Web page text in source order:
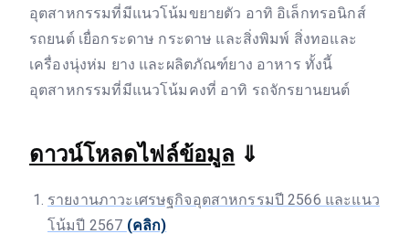
อุตสาหกรรมที่มีแนวโน้มขยายตัว อาทิ อิเล็กทรอนิกส์
รถยนต์ เยื่อกระดาษ กระดาษ และสิ่งพิมพ์ สิ่งทอและ
เครื่องนุ่งห่ม ยาง และผลิตภัณฑ์ยาง อาหาร ทั้งนี้
อุตสาหกรรมที่มีแนวโน้มคงที่ อาทิ รถจักรยานยนต์
ดาวน์โหลดไฟล์ข้อมูล ⇓
รายงานภาวะเศรษฐกิจอุตสาหกรรมปี 2566 และแนว
โน้มปี 2567 (คลิก)